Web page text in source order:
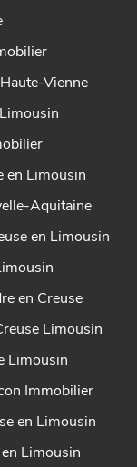
Vienne
en Limousin
Aquitaine
en Limousin
en Creuse
Limousin
Limousin
Immobilier
en Limousin
Limousin